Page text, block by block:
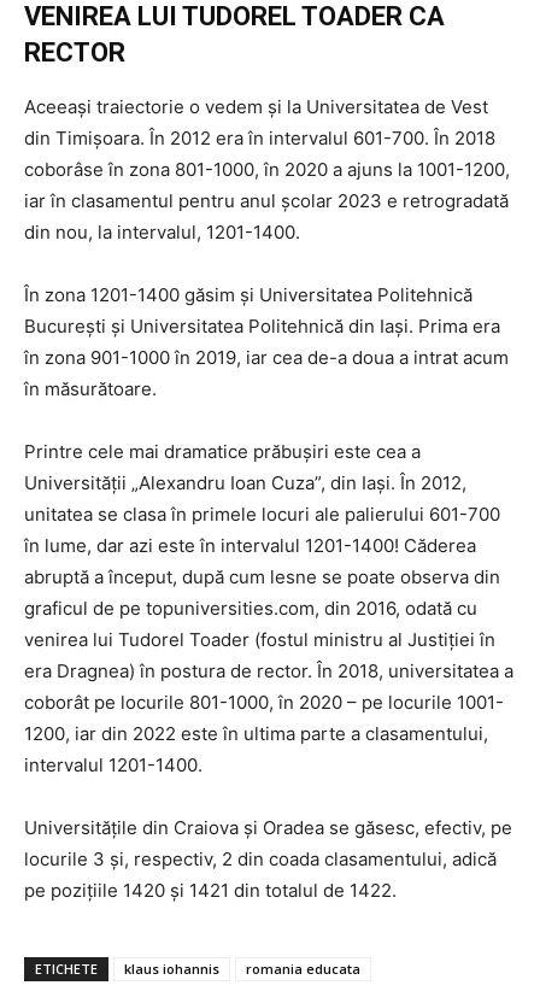
VENIREA LUI TUDOREL TOADER CA
RECTOR
Aceeași traiectorie o vedem și la Universitatea de Vest
din Timișoara. În 2012 era în intervalul 601-700. În 2018
coborâse în zona 801-1000, în 2020 a ajuns la 1001-1200,
iar în clasamentul pentru anul școlar 2023 e retrogradată
din nou, la intervalul, 1201-1400.
În zona 1201-1400 găsim și Universitatea Politehnică
București și Universitatea Politehnică din Iași. Prima era
în zona 901-1000 în 2019, iar cea de-a doua a intrat acum
în măsurătoare.
Printre cele mai dramatice prăbușiri este cea a
Universității „Alexandru Ioan Cuza”, din Iași. În 2012,
unitatea se clasa în primele locuri ale palierului 601-700
în lume, dar azi este în intervalul 1201-1400! Căderea
abruptă a început, după cum lesne se poate observa din
graficul de pe topuniversities.com, din 2016, odată cu
venirea lui Tudorel Toader (fostul ministru al Justiției în
era Dragnea) în postura de rector. În 2018, universitatea a
coborât pe locurile 801-1000, în 2020 – pe locurile 1001-
1200, iar din 2022 este în ultima parte a clasamentului,
intervalul 1201-1400.
Universitățile din Craiova și Oradea se găsesc, efectiv, pe
locurile 3 și, respectiv, 2 din coada clasamentului, adică
pe pozițiile 1420 și 1421 din totalul de 1422.
ETICHETE klaus iohannis romania educata